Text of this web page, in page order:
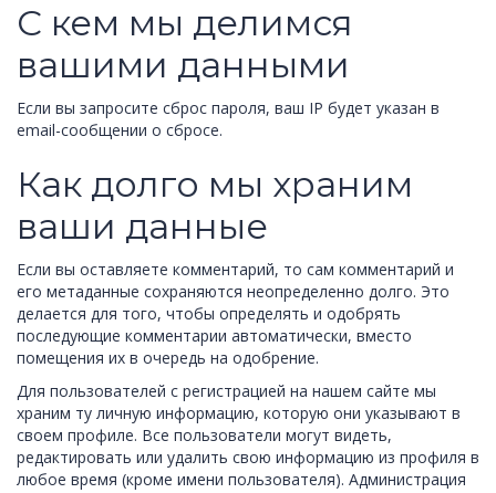
С кем мы делимся
вашими данными
Если вы запросите сброс пароля, ваш IP будет указан в
email-сообщении о сбросе.
Как долго мы храним
ваши данные
Если вы оставляете комментарий, то сам комментарий и
его метаданные сохраняются неопределенно долго. Это
делается для того, чтобы определять и одобрять
последующие комментарии автоматически, вместо
помещения их в очередь на одобрение.
Для пользователей с регистрацией на нашем сайте мы
храним ту личную информацию, которую они указывают в
своем профиле. Все пользователи могут видеть,
редактировать или удалить свою информацию из профиля в
любое время (кроме имени пользователя). Администрация